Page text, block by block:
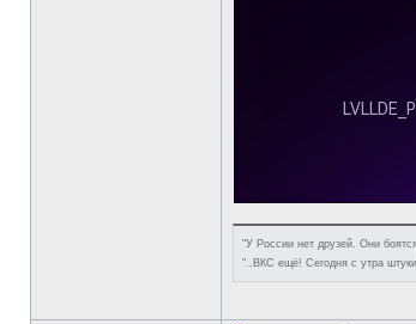
"У России нет друзей. Они
"..ВКС ещё! Сегодня с утра